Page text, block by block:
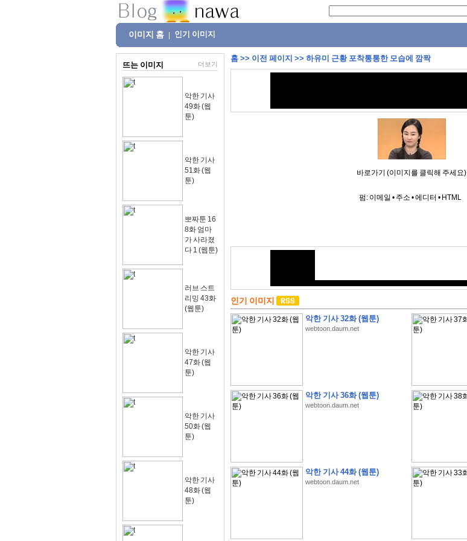
이미지 홈 인기 이미지
뜨는 이미지 더보기
악한 기사
49화 (웹
툰)
악한 기사
51화 (웹
툰)
뽀짜툰 16
8화 엄마
가 사라졌
다 1 (웹툰)
러브 스트
리밍 43화
(웹툰)
악한 기사
47화 (웹
툰)
악한 기사
50화 (웹
툰)
악한 기사
48화 (웹
툰)
홈 >> 이전 페이지 >> 하유미 근황 포착통통한 모습에 깜짝
바로가기 (이미지를 클릭해 주세요)
펌: 이메일 • 주소 •에디터 • HTML
인기 이미지
악한 기사 32화 (웹툰)
webtoon.daum.net
악한 기사 36화 (웹툰)
webtoon.daum.net
악한 기사 44화 (웹툰)
webtoon.daum.net